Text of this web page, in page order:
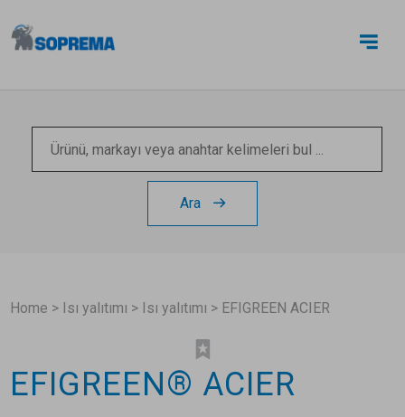
Ara
Home > Isı yalıtımı > Isı yalıtımı > EFIGREEN ACIER
EFIGREEN® ACIER